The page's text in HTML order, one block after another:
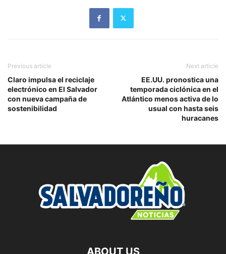
Previous article
Claro impulsa el reciclaje
electrónico en El Salvador
con nueva campaña de
sostenibilidad
Next article
EE.UU. pronostica una
temporada ciclónica en el
Atlántico menos activa de lo
usual con hasta seis
huracanes